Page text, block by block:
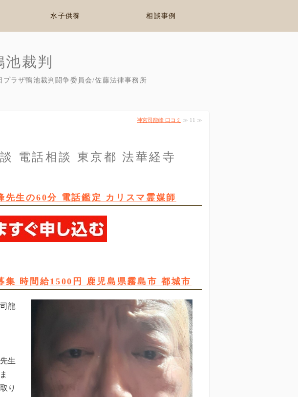
裁判
ラザ鴨池裁判闘争委員会/佐藤法律事務所
水子供養 相談事例
神宮司龍峰 口コミ ≫ 11 ≫
電話相談 東京都 法華経寺
先生の60分 電話鑑定 カリスマ霊媒師
集 時間給1500円 鹿児島県霧島市 都城市
龍
生
り